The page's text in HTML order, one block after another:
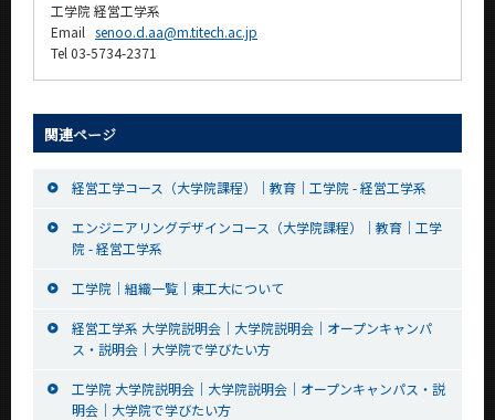
工学院 経営工学系
Email senoo.d.aa@m.titech.ac.jp
Tel 03-5734-2371
関連ページ
経営工学コース（大学院課程）｜教育｜工学院 - 経営工学系
エンジニアリングデザインコース（大学院課程）｜教育｜工学
院 - 経営工学系
工学院｜組織一覧｜東工大について
経営工学系 大学院説明会｜大学院説明会｜オープンキャンパ
ス・説明会｜大学院で学びたい方
工学院 大学院説明会｜大学院説明会｜オープンキャンパス・説
明会｜大学院で学びたい方